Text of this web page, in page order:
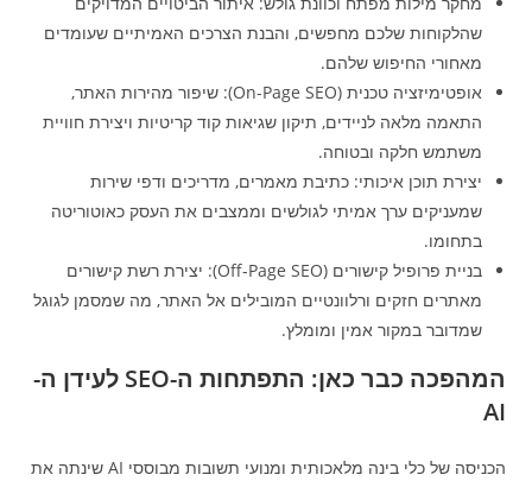
שהלקוחות שלכם מחפשים, והבנת הצרכים האמיתיים שעומדים
מאחורי החיפוש שלהם.
אופטימיזציה טכנית (On-Page SEO): שיפור מהירות האתר,
התאמה מלאה לניידים, תיקון שגיאות קוד קריטיות ויצירת חוויית
משתמש חלקה ובטוחה.
יצירת תוכן איכותי: כתיבת מאמרים, מדריכים ודפי שירות
שמעניקים ערך אמיתי לגולשים וממצבים את העסק כאוטוריטה
בתחומו.
בניית פרופיל קישורים (Off-Page SEO): יצירת רשת קישורים
מאתרים חזקים ורלוונטיים המובילים אל האתר, מה שמסמן לגוגל
שמדובר במקור אמין ומומלץ.
המהפכה כבר כאן: התפתחות ה-SEO לעידן ה-
AI
הכניסה של כלי בינה מלאכותית ומנועי תשובות מבוססי AI שינתה את